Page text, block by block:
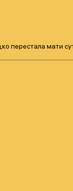
перестала мати